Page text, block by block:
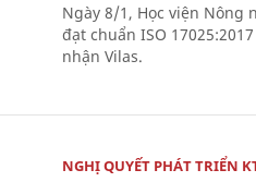
Ngày 8/1, Học viện Nông
đạt chuẩn ISO
nhận Vilas.
NGHỊ QUYẾT PHÁT TRIỂN